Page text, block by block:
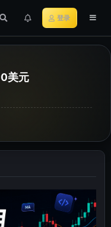
登录
美元